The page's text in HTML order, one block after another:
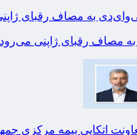
مصاف رقبای ژاپنی می‌رود
اتکایی بیمه مرکزی